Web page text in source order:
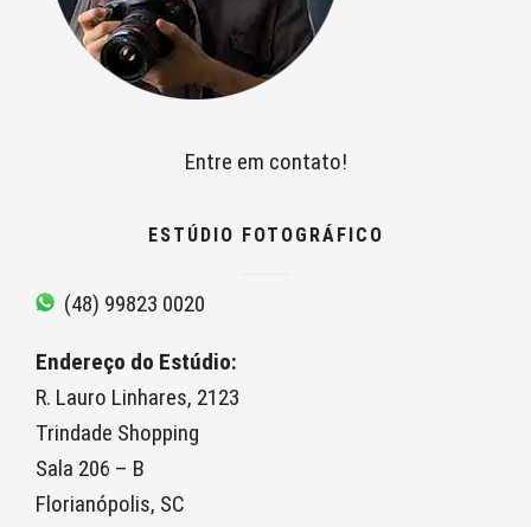
Entre em contato!
ESTÚDIO FOTOGRÁFICO
(48) 99823 0020
Endereço do Estúdio:
R. Lauro Linhares, 2123
Trindade Shopping
Sala 206 – B
Florianópolis, SC